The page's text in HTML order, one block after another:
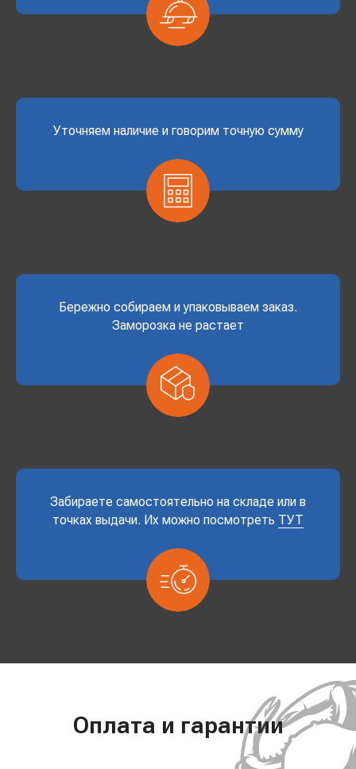
Уточняем наличие и говорим точную сумму
Бережно собираем и упаковываем заказ.
Заморозка не растает
Забираете самостоятельно на складе или в
точках выдачи. Их можно посмотреть ТУТ
Оплата и гарантии